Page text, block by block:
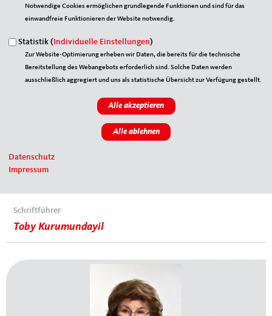
Jens Petzoldt
Schriftführer
Toby Kurumundayil
Notwendige Cookies ermöglichen grundlegende Funktionen und sind für das
einwandfreie Funktionieren der Website notwendig.
Statistik ( Individuelle Einstellungen)
Zur Website-Optimierung erheben wir Daten, die bereits für die technische
Bereitstellung des Webangebots erforderlich sind. Solche Daten werden
ausschließlich aggregiert und uns als statistische Übersicht zur Verfügung gestellt.
Datenschutz
Impressum